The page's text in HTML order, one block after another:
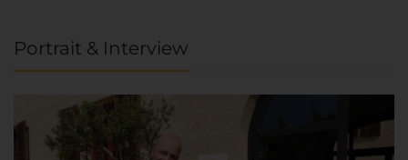
Portrait & Interview